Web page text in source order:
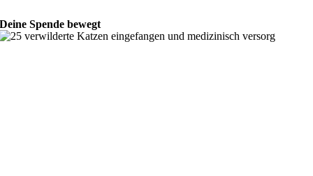
Deine Spende bewegt